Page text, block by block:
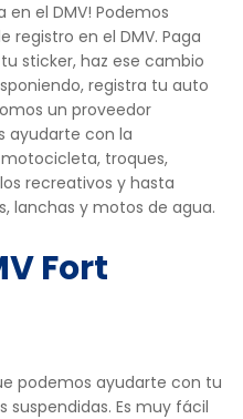
en el DMV! Podemos
en el DMV. Paga
sticker, haz ese cambio
registra tu auto
un proveedor
ayudarte con la
troques,
recreativos y hasta
lanchas y motos de agua.
Fort
podemos ayudarte con tu
suspendidas. Es muy fácil